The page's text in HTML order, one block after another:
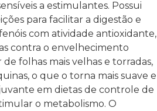
a estimulantes. Possui
para facilitar a digestão e
com atividade antioxidante,
contra o envelhecimento
folhas mais velhas e torradas,
o que o torna mais suave e
em dietas de controle de
o metabolismo. O